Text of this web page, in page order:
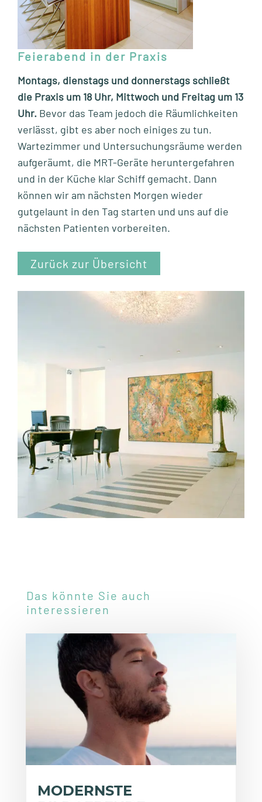
Feierabend in der Praxis
Montags, dienstags und donnerstags schließt
die Praxis um 18 Uhr, Mittwoch und Freitag um 13
Uhr. Bevor das Team jedoch die Räumlichkeiten
verlässt, gibt es aber noch einiges zu tun.
Wartezimmer und Untersuchungsräume werden
aufgeräumt, die MRT-Geräte heruntergefahren
und in der Küche klar Schiff gemacht. Dann
können wir am nächsten Morgen wieder
gutgelaunt in den Tag starten und uns auf die
nächsten Patienten vorbereiten.
Zurück zur Übersicht
Das könnte Sie auch
interessieren
MODERNSTE